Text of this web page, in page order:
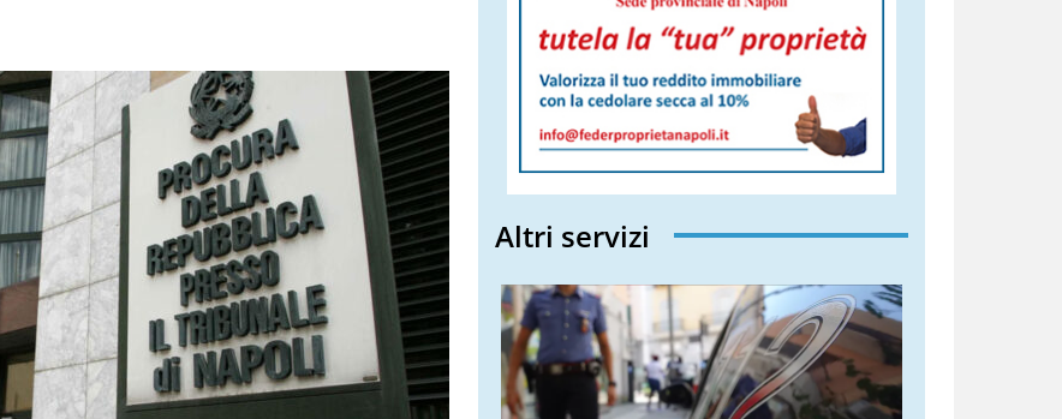
Altri servizi